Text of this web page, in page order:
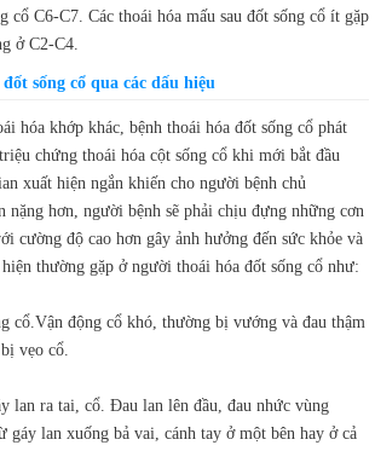
cổ C6-C7. Các thoái hóa mấu sau đốt sống cổ ít gặp
ở C2-C4.
sống cổ qua các dấu hiệu
hóa khớp khác, bệnh thoái hóa đốt sống cổ phát
chứng thoái hóa cột sống cổ khi mới bắt đầu
xuất hiện ngắn khiến cho người bệnh chủ
nặng hơn, người bệnh sẽ phải chịu đựng những cơn
cường độ cao hơn gây ảnh hưởng đến sức khỏe và
thường gặp ở người thoái hóa đốt sống cổ như:
cổ.Vận động cổ khó, thường bị vướng và đau thậm
vẹo cổ.
lan ra tai, cổ. Đau lan lên đầu, đau nhức vùng
gáy lan xuống bả vai, cánh tay ở một bên hay ở cả